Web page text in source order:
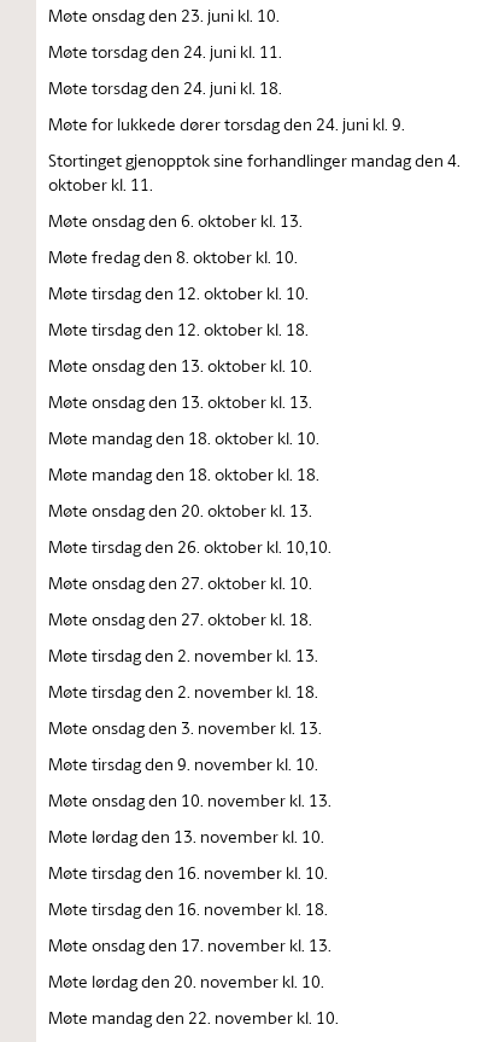
Møte onsdag den 23. juni kl. 10.
Møte torsdag den 24. juni kl. 11.
Møte torsdag den 24. juni kl. 18.
Møte for lukkede dører torsdag den 24. juni kl. 9.
Stortinget gjenopptok sine forhandlinger mandag den 4.
oktober kl. 11.
Møte onsdag den 6. oktober kl. 13.
Møte fredag den 8. oktober kl. 10.
Møte tirsdag den 12. oktober kl. 10.
Møte tirsdag den 12. oktober kl. 18.
Møte onsdag den 13. oktober kl. 10.
Møte onsdag den 13. oktober kl. 13.
Møte mandag den 18. oktober kl. 10.
Møte mandag den 18. oktober kl. 18.
Møte onsdag den 20. oktober kl. 13.
Møte tirsdag den 26. oktober kl. 10,10.
Møte onsdag den 27. oktober kl. 10.
Møte onsdag den 27. oktober kl. 18.
Møte tirsdag den 2. november kl. 13.
Møte tirsdag den 2. november kl. 18.
Møte onsdag den 3. november kl. 13.
Møte tirsdag den 9. november kl. 10.
Møte onsdag den 10. november kl. 13.
Møte lørdag den 13. november kl. 10.
Møte tirsdag den 16. november kl. 10.
Møte tirsdag den 16. november kl. 18.
Møte onsdag den 17. november kl. 13.
Møte lørdag den 20. november kl. 10.
Møte mandag den 22. november kl. 10.